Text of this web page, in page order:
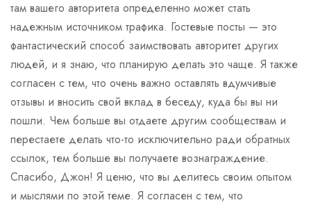
там вашего авторитета определенно может стать
надежным источником трафика. Гостевые посты — это
фантастический способ заимствовать авторитет других
людей, и я знаю, что планирую делать это чаще. Я также
согласен с тем, что очень важно оставлять вдумчивые
отзывы и вносить свой вклад в беседу, куда бы вы ни
пошли. Чем больше вы отдаете другим сообществам и
перестаете делать что-то исключительно ради обратных
ссылок, тем больше вы получаете вознаграждение.
Спасибо, Джон! Я ценю, что вы делитесь своим опытом
и мыслями по этой теме. Я согласен с тем, что